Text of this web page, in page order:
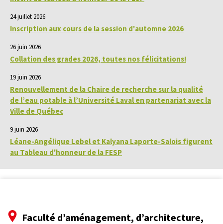
24 juillet 2026
Inscription aux cours de la session d'automne 2026
26 juin 2026
Collation des grades 2026, toutes nos félicitations!
19 juin 2026
Renouvellement de la Chaire de recherche sur la qualité
de l’eau potable à l’Université Laval en partenariat avec la
Ville de Québec
9 juin 2026
Léane-Angélique Lebel et Kalyana Laporte-Salois figurent
au Tableau d'honneur de la FESP
Faculté d’aménagement, d’architecture,